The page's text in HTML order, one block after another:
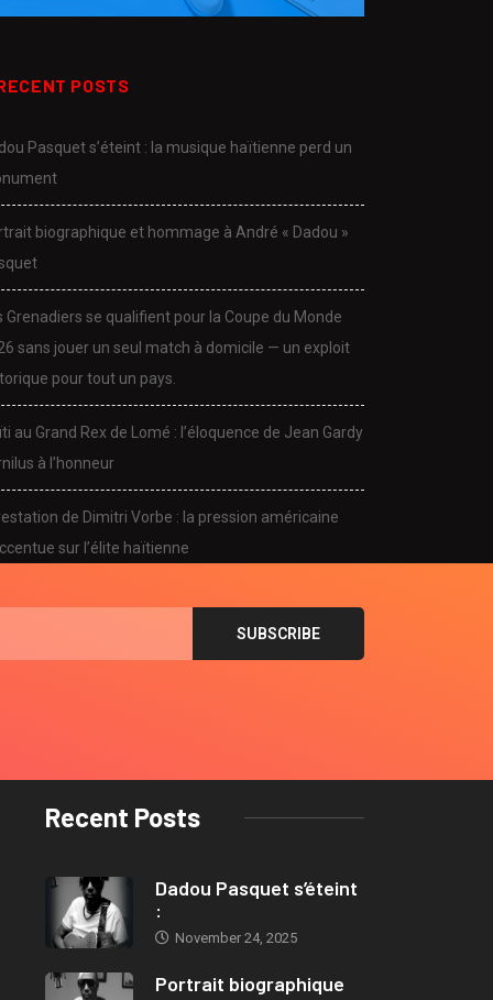
CULTURE
haïtienne...
24, 2025
Portrait biographique et
November 24, 2025
POSTS
Pasquet s’éteint : la musique haïtienne perd un
biographique et hommage à André « Dadou »
Grenadiers se qualifient pour la Coupe du Monde
sans jouer un seul match à domicile — un exploit
pour tout un pays.
au Grand Rex de Lomé : l’éloquence de Jean Gardy
à l’honneur
de Dimitri Vorbe : la pression américaine
sur l’élite haïtienne
Recent Posts
Dadou Pasquet s’éteint
:
November 24, 2025
Portrait biographique